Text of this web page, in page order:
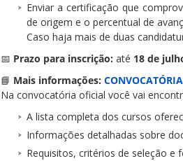
Enviar a certificação que
de origem e o percentual de
Caso haja mais de duas
📅 Prazo para inscrição: até 18 de
📘 Mais informações:
Na convocatória oficial você vai
A lista completa dos cursos
Informações detalhadas sobre
Requisitos, critérios de seleção